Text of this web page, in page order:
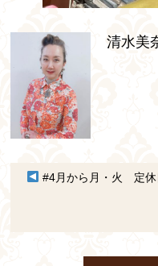
清水美
#4月から月・火 定休